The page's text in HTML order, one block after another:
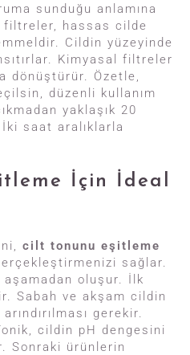
sunduğu anlamına
hassas cilde
Cildin yüzeyinde
Kimyasal filtreler
dönüştürür. Özetle,
düzenli kullanım
yaklaşık 20
saat aralıklarla
İçin İdeal
cilt tonunu eşitleme
sağlar.
oluşur. İlk
Sabah ve akşam cildin
gerekir.
cildin pH dengesini
Sonraki ürünlerin